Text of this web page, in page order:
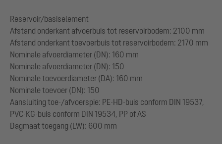
Reservoir/basiselement
Afstand onderkant afvoerbuis tot reservoirbodem: 2100 mm
Afstand onderkant toevoerbuis tot reservoirbodem: 2170 mm
Nominale afvoerdiameter (DN): 160 mm
Nominale afvoerdiameter (DN): 150
Nominale toevoerdiameter (DA): 160 mm
Nominale toevoer (DN): 150
Aansluiting toe-/afvoerspie: PE-HD-buis conform DIN 19537,
PVC-KG-buis conform DIN 19534, PP of AS
Dagmaat toegang (LW): 600 mm